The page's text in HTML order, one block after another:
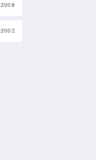
2008
2002